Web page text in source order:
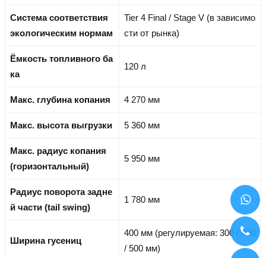
Система соответствия
экологическим нормам
Tier 4 Final / Stage V (в зависимо
сти от рынка)
Ёмкость топливного ба
ка
120 л
Макс. глубина копания 4 270 мм
Макс. высота выгрузки 5 360 мм
Макс. радиус копания
(горизонтальный)
5 950 мм
Радиус поворота задне
й части (tail swing)
1 780 мм
Ширина гусениц
400 мм (регулируемая: 300 / 400
/ 500 мм)